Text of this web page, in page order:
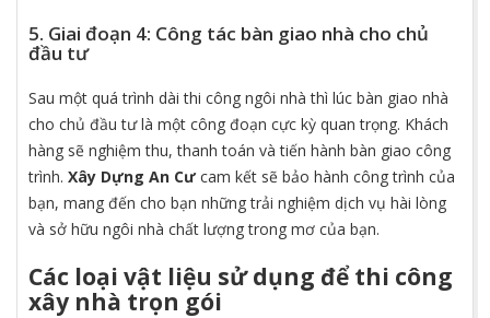
5. Giai đoạn 4: Công tác bàn giao nhà cho chủ
đầu tư
Sau một quá trình dài thi công ngôi nhà thì lúc bàn giao nhà
cho chủ đầu tư là một công đoạn cực kỳ quan trọng. Khách
hàng sẽ nghiệm thu, thanh toán và tiến hành bàn giao công
trình. Xây Dựng An Cưcam kết sẽ bảo hành công trình của
bạn, mang đến cho bạn những trải nghiệm dịch vụ hài lòng
và sở hữu ngôi nhà chất lượng trong mơ của bạn.
Các loại vật liệu sử dụng đểthi công
xây nhà trọn gói